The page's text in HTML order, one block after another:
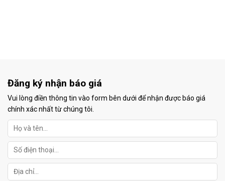
Đăng ký nhận báo giá
Vui lòng điền thông tin vào form bên dưới để nhận được báo giá
chính xác nhất từ chúng tôi.